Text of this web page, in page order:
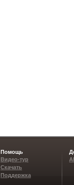
Помощь
Видео-тур
Скачать
Поддержка